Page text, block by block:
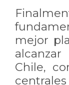
mejor
Chile,